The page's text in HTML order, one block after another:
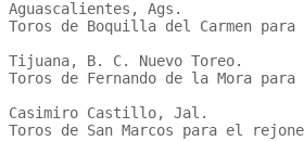
Aguascalientes, Ags.
Toros de Boquilla del Carmen
Tijuana, B. C. Nuevo Toreo.
Toros de Fernando de la Mora
Casimiro Castillo, Jal.
Toros de San Marcos para el